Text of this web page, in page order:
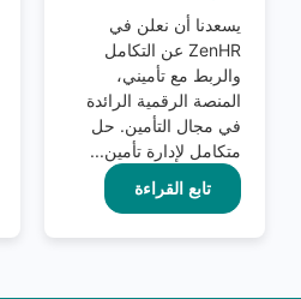
يسعدنا أن نعلن في
ZenHR عن التكامل
والربط مع تأميني،
المنصة الرقمية الرائدة
في مجال التأمين. حل
متكامل لإدارة تأمين...
تابع القراءة